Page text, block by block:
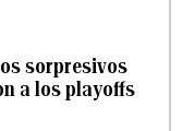
sorpresivos
a los playoffs